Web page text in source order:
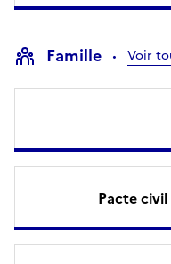
Famille Voir
Pacte